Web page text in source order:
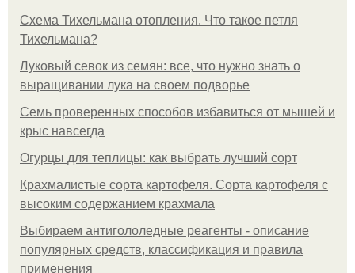
Схема Тихельмана отопления. Что такое петля
Тихельмана?
Луковый севок из семян: все, что нужно знать о
выращивании лука на своем подворье
Семь проверенных способов избавиться от мышей и
крыс навсегда
Огурцы для теплицы: как выбрать лучший сорт
Крахмалистые сорта картофеля. Сорта картофеля с
высоким содержанием крахмала
Выбираем антигололедные реагенты - описание
популярных средств, классификация и правила
применения